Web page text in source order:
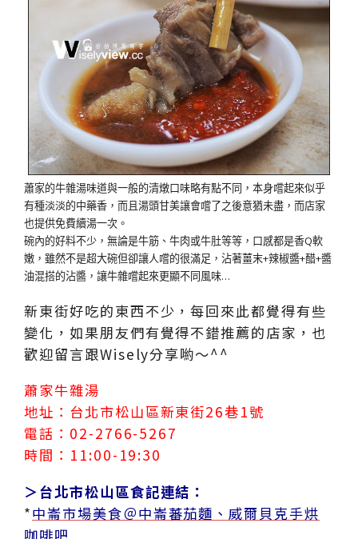
蕭家的牛雜湯味道與一般的清燉口味略有點不同，本身嚐起來似乎
有種淡淡的中藥香，而且湯頭甘美讓會嚐了之後意猶未盡，而店家
也提供免費續湯一次。
碗內的好料不少，無論是牛筋、牛肉或牛肚等等，口感都是香Q軟
嫩，雖然不是超大碗但卻讓人嚐的很滿足，沾著薑末+辣椒醬+醋+醬
油混搭的沾醬，讓牛雜嚐起來更顯不同風味…
新東街好吃的東西不少，每回來此都覺得有些
變化，如果朋友們有覺得不錯推薦的店家，也
歡迎留言跟Wisely分享喲～^^
蕭家牛雜湯
地址：台北市松山區新東街26巷1號
電話：02-2766-5267
時間：11:00-19:30
＞台北市松山區食記連結：
*中崙市場美食＠中崙蕃茄麵、威爾貝克手烘
咖啡吧